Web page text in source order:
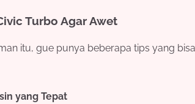
Turbo Agar Awet
itu, gue punya beberapa tips yang
yang Tepat